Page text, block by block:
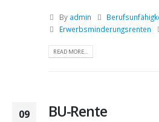
By admin
Erwerbsminderungsrenten
READ MORE...
09 BU-Rente